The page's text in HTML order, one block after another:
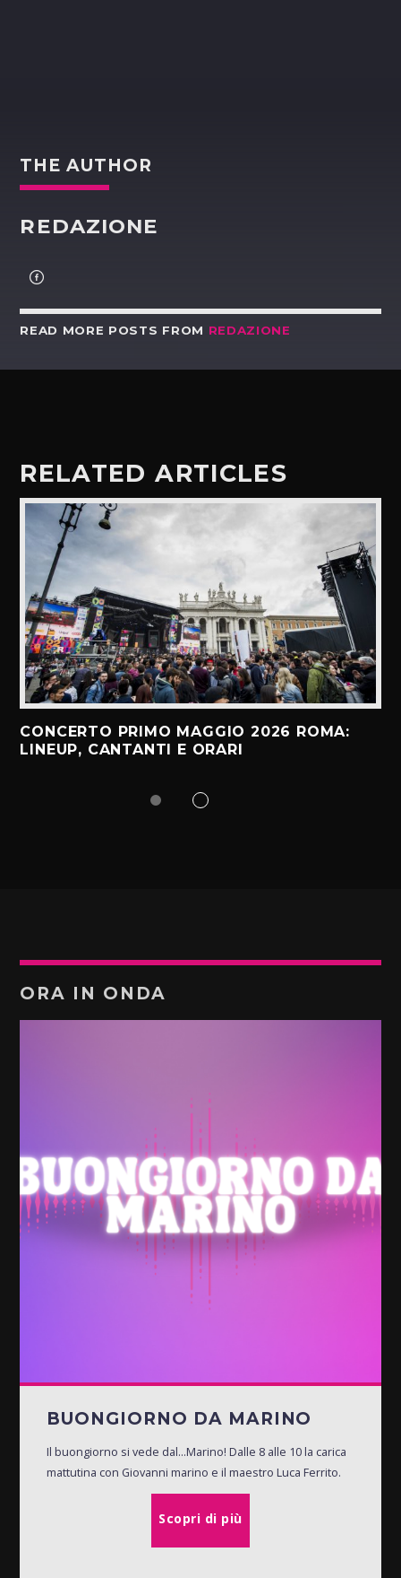
THE AUTHOR
REDAZIONE
READ MORE POSTS FROM REDAZIONE
RELATED ARTICLES
CONCERTO PRIMO MAGGIO 2026 ROMA:
LINEUP, CANTANTI E ORARI
ORA IN ONDA
BUONGIORNO DA MARINO
Il buongiorno si vede dal...Marino! Dalle 8 alle 10 la carica
mattutina con Giovanni marino e il maestro Luca Ferrito.
Scopri di più